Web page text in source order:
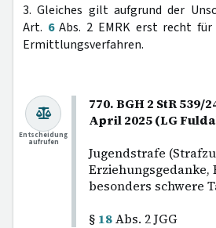
3. Gleiches gilt aufgrund der
Art. 6Abs. 2 EMRK erst recht für
Ermittlungsverfahren.
770. BGH 2 StR 539/
April 2025 (LG
Jugendstrafe
Erziehungsgedanke,
besonders schwere
§ 18Abs. 2 JGG
Entscheidung
aufrufen